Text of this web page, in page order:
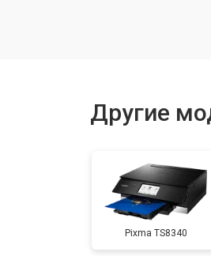
Замена
Замена
Другие
Pixma TS8340